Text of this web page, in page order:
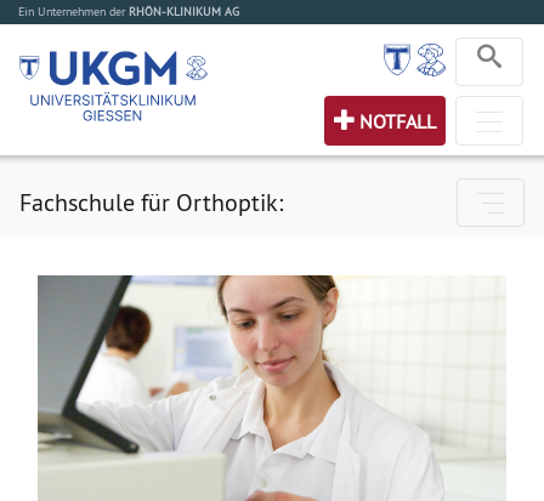
Ein Unternehmen der RHÖN-KLINIKUM AG
NOTFALL
Fachschule für Orthoptik: